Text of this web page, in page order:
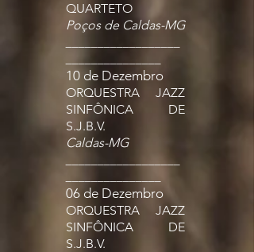
QUARTETO
Poços de Caldas-MG
10 de Dezembro
ORQUESTRA JAZZ
SINFÔNICA DE
S.J.B.V.
Caldas-MG
06 de Dezembro
ORQUESTRA JAZZ
SINFÔNICA DE
S.J.B.V.